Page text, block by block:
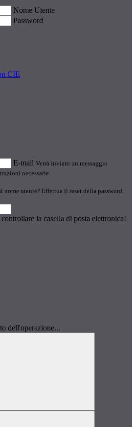
Nome Utente
Password
CIE
E-mail Verrà inviato un messaggio
necessarie.
nome utente? Effettua il reset della password
la casella di posta elettronica!
dell'operazione...